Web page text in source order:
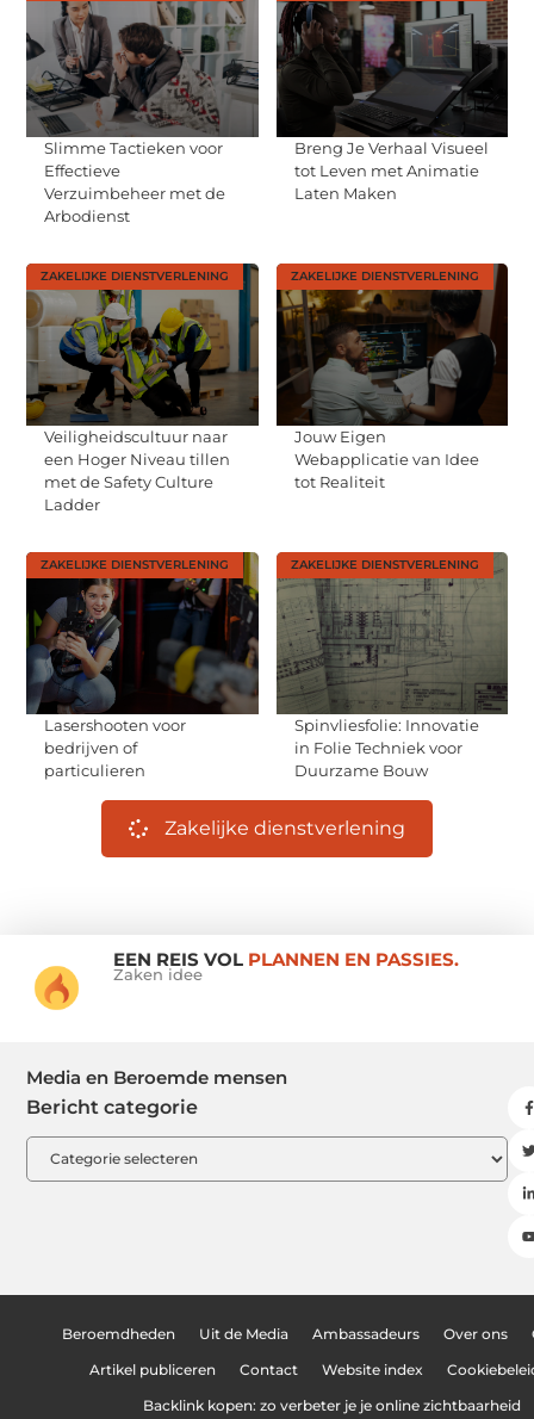
Slimme Tactieken voor
Effectieve
Verzuimbeheer met de
Arbodienst
Breng Je Verhaal Visueel
tot Leven met Animatie
Laten Maken
ZAKELIJKE DIENSTVERLENING
Veiligheidscultuur naar
een Hoger Niveau tillen
met de Safety Culture
Ladder
ZAKELIJKE DIENSTVERLENING
Jouw Eigen
Webapplicatie van Idee
tot Realiteit
ZAKELIJKE DIENSTVERLENING
Lasershooten voor
bedrijven of
particulieren
ZAKELIJKE DIENSTVERLENING
Spinvliesfolie: Innovatie
in Folie Techniek voor
Duurzame Bouw
Zakelijke dienstverlening
EEN REIS VOL PLANNEN EN PASSIES.
Zaken idee
Media en Beroemde mensen
Bericht categorie
Beroemdheden Uit de Media Ambassadeurs Over ons
Artikel publiceren Contact Website index
Backlink kopen: zo verbeter je je online zichtbaarheid